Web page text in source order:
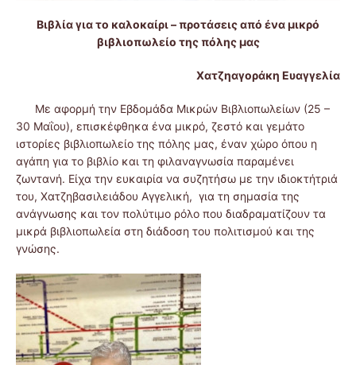
Βιβλία για το καλοκαίρι – προτάσεις από ένα μικρό
βιβλιοπωλείο της πόλης μας
Χατζηαγοράκη Ευαγγελία
Με αφορμή την Εβδομάδα Μικρών Βιβλιοπωλείων (25 –
30 Μαΐου), επισκέφθηκα ένα μικρό, ζεστό και γεμάτο
ιστορίες βιβλιοπωλείο της πόλης μας, έναν χώρο όπου η
αγάπη για το βιβλίο και τη φιλαναγνωσία παραμένει
ζωντανή. Είχα την ευκαιρία να συζητήσω με την ιδιοκτήτριά
του, Χατζηβασιλειάδου Αγγελική, για τη σημασία της
ανάγνωσης και τον πολύτιμο ρόλο που διαδραματίζουν τα
μικρά βιβλιοπωλεία στη διάδοση του πολιτισμού και της
γνώσης.